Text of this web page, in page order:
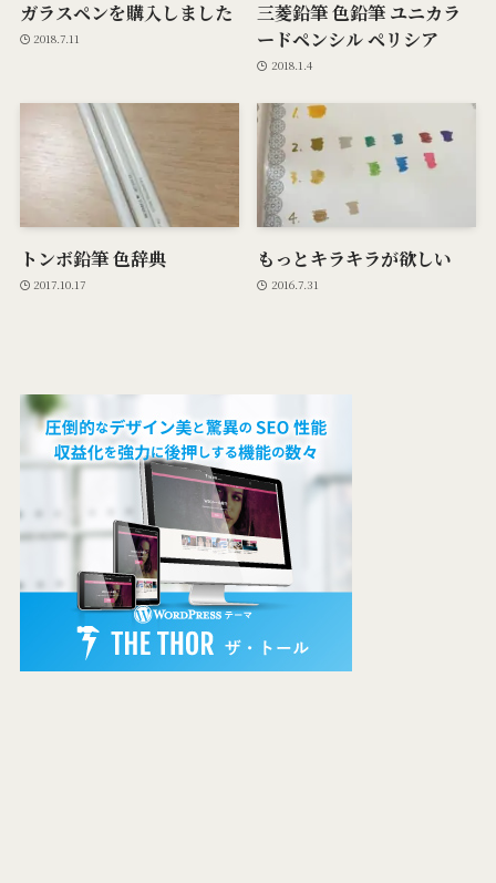
ガラスペンを購入しました
2018.7.11
三菱鉛筆 色鉛筆 ユニカラ
ードペンシル ペリシア
2018.1.4
トンボ鉛筆 色辞典
2017.10.17
もっとキラキラが欲しい
2016.7.31